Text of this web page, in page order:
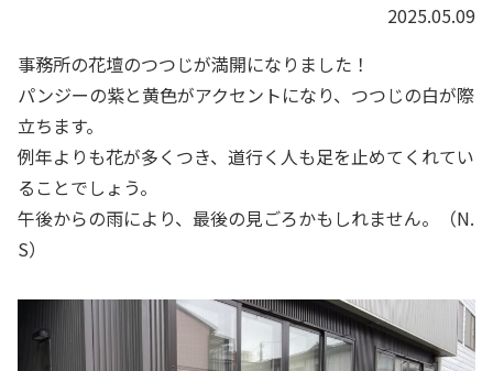
2025.05.09
事務所の花壇のつつじが満開になりました！
パンジーの紫と黄色がアクセントになり、つつじの白が際
立ちます。
例年よりも花が多くつき、道行く人も足を止めてくれてい
ることでしょう。
午後からの雨により、最後の見ごろかもしれません。（N.
S）